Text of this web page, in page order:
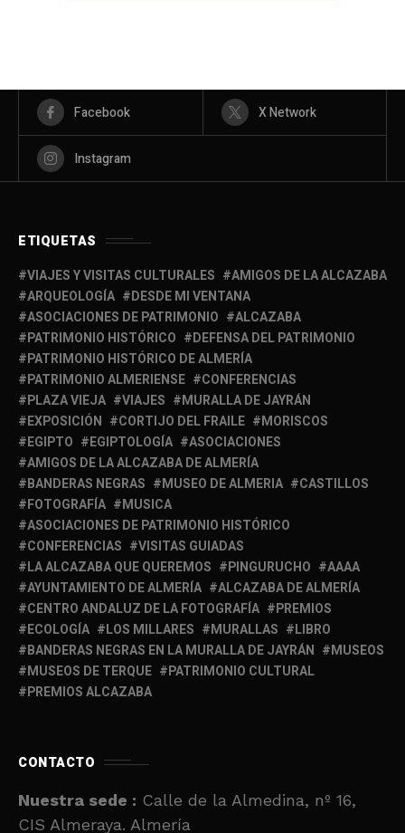
Facebook X Network
Instagram
ETIQUETAS
VIAJES Y VISITAS CULTURALES
AMIGOS DE LA ALCAZABA
ARQUEOLOGÍA
DESDE MI VENTANA
ASOCIACIONES DE PATRIMONIO
ALCAZABA
PATRIMONIO HISTÓRICO
DEFENSA DEL PATRIMONIO
PATRIMONIO HISTÓRICO DE ALMERÍA
PATRIMONIO ALMERIENSE
CONFERENCIAS
PLAZA VIEJA
VIAJES
MURALLA DE JAYRÁN
EXPOSICIÓN
CORTIJO DEL FRAILE
MORISCOS
EGIPTO
EGIPTOLOGÍA
ASOCIACIONES
AMIGOS DE LA ALCAZABA DE ALMERÍA
BANDERAS NEGRAS
MUSEO DE ALMERIA
CASTILLOS
FOTOGRAFÍA
MUSICA
ASOCIACIONES DE PATRIMONIO HISTÓRICO
CONFERENCIAS
VISITAS GUIADAS
LA ALCAZABA QUE QUEREMOS
PINGURUCHO
AAAA
AYUNTAMIENTO DE ALMERÍA
ALCAZABA DE ALMERÍA
CENTRO ANDALUZ DE LA FOTOGRAFÍA
PREMIOS
ECOLOGÍA
LOS MILLARES MURALLAS
LIBRO
BANDERAS NEGRAS EN LA MURALLA DE JAYRÁN
MUSEOS
MUSEOS DE TERQUE
PATRIMONIO CULTURAL
PREMIOS ALCAZABA
CONTACTO
Nuestra sede : Calle de la Almedina, nº 16,
CIS Almeraya. Almería